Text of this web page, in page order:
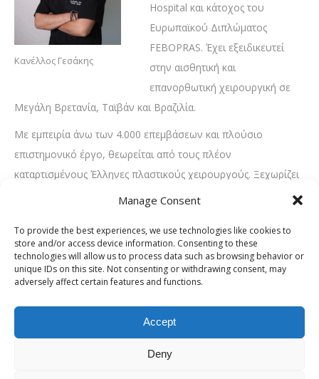
Manage Consent
To provide the best experiences, we use technologies like cookies to
store and/or access device information. Consenting to these
technologies will allow us to process data such as browsing behavior or
unique IDs on this site. Not consenting or withdrawing consent, may
adversely affect certain features and functions.
Accept
Deny
Κανέλλος Γεσάκης
Hospital και κάτοχος του
Ευρωπαϊκού Διπλώματος
FEBOPRAS. Έχει εξειδικευτεί
στην αισθητική και
επανορθωτική χειρουργική σε
Μεγάλη Βρετανία, Ταϊβάν και Βραζιλία.
Με εμπειρία άνω των 4.000 επεμβάσεων και πλούσιο
επιστημονικό έργο, θεωρείται από τους πλέον
καταρτισμένους Έλληνες πλαστικούς χειρουργούς. Ξεχωρίζει
για τη φυσικότητα των αποτελεσμάτων και την προσήλωσή
Σας ενδιαφέρει σίγουρα:Γιατρός για ωτοπλαστική:
Ποιος είναι ο καταλληλότερος για να επιλέξω;
Αριστομένης Γιαννόπουλος
Ο Δρ.